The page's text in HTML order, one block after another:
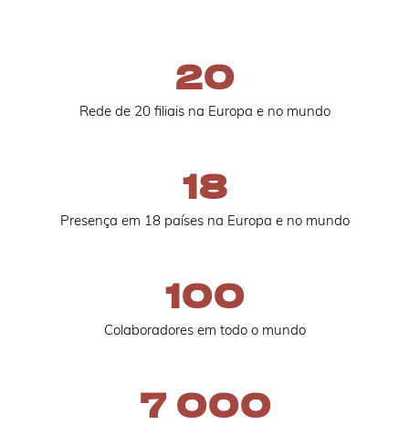
Rede de 20 filiais na Europa e no mundo
20
Presença em 18 países na Europa e no mundo
18
Colaboradores em todo o mundo
100
7 000